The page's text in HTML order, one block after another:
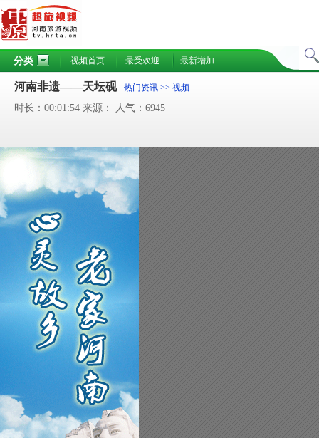
分类 视频首页 最受欢迎 最新增加
河南非遗——天坛砚 热门资讯 >> 视频
时长：00:01:54 来源： 人气：6945